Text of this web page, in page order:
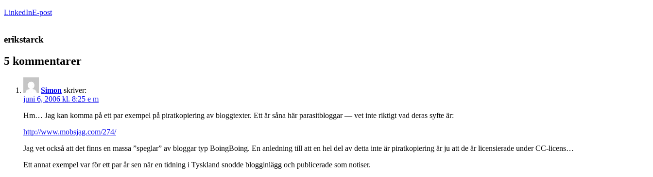
LinkedInE-post
erikstarck
5 kommentarer
Simon skriver:
juni 6, 2006 kl. 8:25 e m
Hm… Jag kan komma på ett par exempel på piratkopiering av bloggtexter. Ett är såna här parasitbloggar — vet inte riktigt vad deras syfte är:
http://www.mobsjag.com/274/
Jag vet också att det finns en massa ”speglar” av bloggar typ BoingBoing. En anledning till att en hel del av detta inte är piratkopiering är ju att de är licensierade under CC-licens…
Ett annat exempel var för ett par år sen när en tidning i Tyskland snodde blogginlägg och publicerade som notiser.